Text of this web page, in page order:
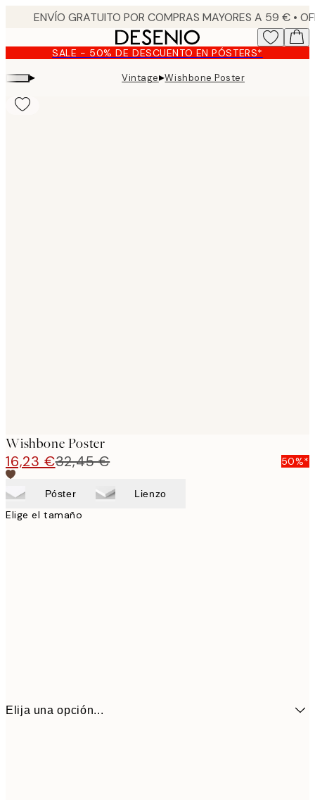
content.SALE - 50% DE DESCUENTO EN PÓSTERS*
▸ Vintage▸Wishbone Poster
Wishbone Poster
16,23 €32,45 € 50%*
Póster Lienzo
Elige el tamaño
Elija una opción...